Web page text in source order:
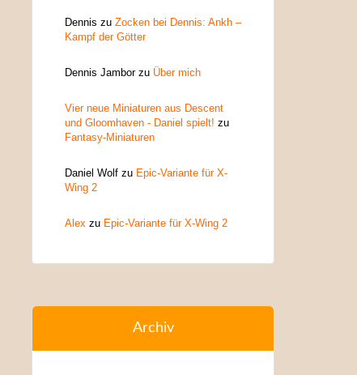
Dennis zu Zocken bei Dennis: Ankh –
Kampf der Götter
Dennis Jamborzu Über mich
Vier neue Miniaturen aus Descent
und Gloomhaven - Daniel spielt! zu
Fantasy-Miniaturen
Daniel Wolf zu Epic-Variante für X-
Wing 2
Alex zu Epic-Variante für X-Wing 2
Archiv